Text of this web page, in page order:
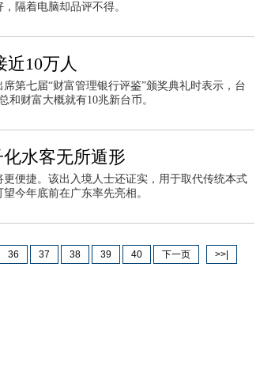
隔着电脑却品评不得。
近10万人
第七届“财富管理银行评鉴”颁奖典礼时表示，台
和财富大概就有10兆新台币。
水客无所遁形
便捷。该出入境人士还证实，用于取代传统本式
今年底前在广东率先亮相。
36 37 38 39 40 下一页 >>|